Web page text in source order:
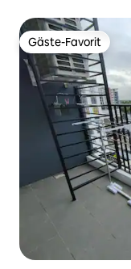
Gäste-Favorit
Gäste-Favorit